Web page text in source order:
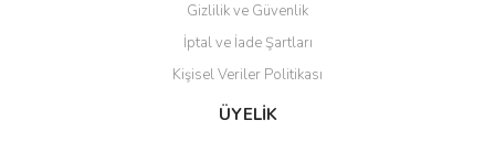
Gönder
Gizlilik ve Güvenlik
İptal ve İade Şartları
Kişisel Veriler Politikası
ÜYELİK